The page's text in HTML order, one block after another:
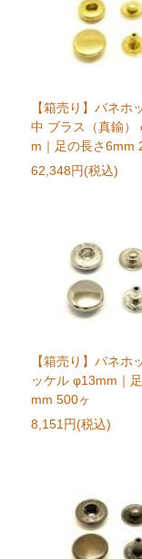
【箱売り】バネホ
中 ブラス（真鍮）
m｜足の長さ6mm
62,348円(税込)
【箱売り】バネホ
ッケル φ13mm｜
mm 500ヶ
8,151円(税込)